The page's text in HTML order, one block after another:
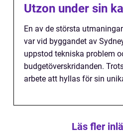
Utzon under sin
En av de största
var vid byggandet av
uppstod tekniska problem
budgetöverskridanden.
arbete att hyllas för sin
Läs fler